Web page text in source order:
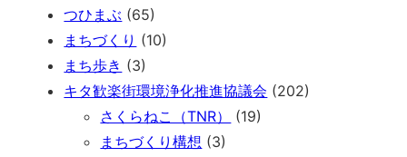
つひまぶ (65)
まちづくり (10)
まち歩き (3)
キタ歓楽街環境浄化推進協議会 (202)
さくらねこ（TNR）
(19)
まちづくり構想 (3)